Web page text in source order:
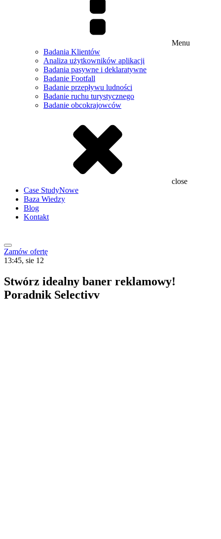
Menu
Badania Klientów
Analiza użytkowników aplikacji
Badania pasywne i deklaratywne
Badanie Footfall
Badanie przepływu ludności
Badanie ruchu turystycznego
Badanie obcokrajowców
close
Case StudyNowe
Baza Wiedzy
Blog
Kontakt
Zamów ofertę
13:45, sie 12
Stwórz idealny baner reklamowy!
Poradnik Selectivv